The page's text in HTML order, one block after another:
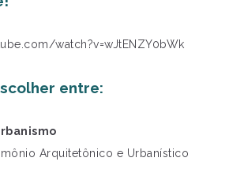
watch?v=wJtENZY0bWk
entre:
Arquitetônico e Urbanístico